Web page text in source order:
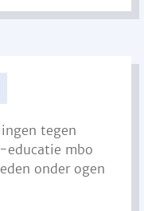
tegen
educatie mbo
onder ogen